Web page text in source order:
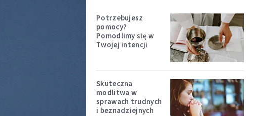
Potrzebujesz
pomocy?
Pomodlimy się w
Twojej intencji
Skuteczna
modlitwa w
sprawach trudnych
i beznadziejnych